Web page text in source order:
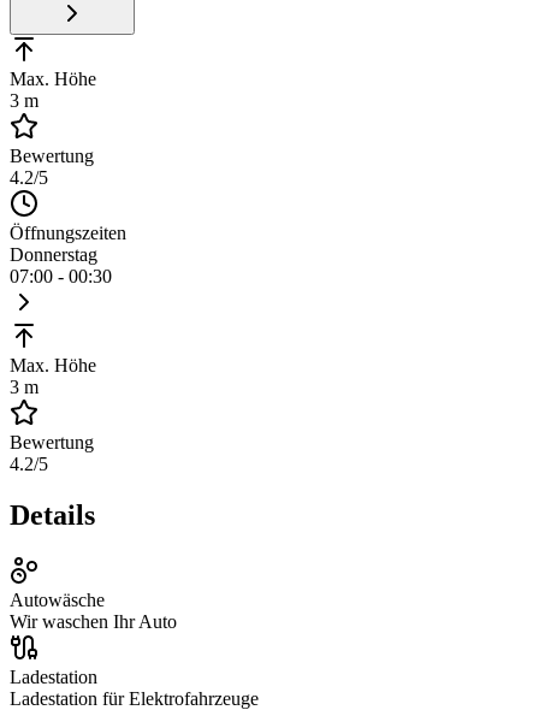
Max. Höhe
3 m
Bewertung
4.2/5
Öffnungszeiten
Donnerstag
07:00 - 00:30
Max. Höhe
3 m
Bewertung
4.2/5
Details
Autowäsche
Wir waschen Ihr Auto
Ladestation
Ladestation für Elektrofahrzeuge